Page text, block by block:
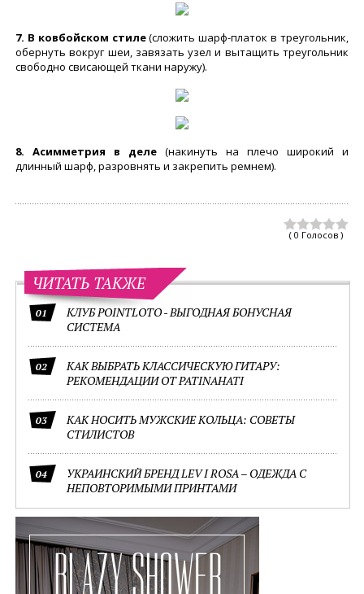
7. В ковбойском стиле(сложить шарф-платок в треугольник,
обернуть вокруг шеи, завязать узел и вытащить треугольник
свободно свисающей ткани наружу).
8. Асимметрия в деле (накинуть на плечо широкий и
длинный шарф, разровнять и закрепить ремнем).
( 0 Голосов )
ЧИТАТЬ ТАКЖЕ
01
КЛУБ POINTLOTO - ВЫГОДНАЯ БОНУСНАЯ
СИСТЕМА
02
КАК ВЫБРАТЬ КЛАССИЧЕСКУЮ ГИТАРУ:
РЕКОМЕНДАЦИИ ОТ PATINAHATI
03
КАК НОСИТЬ МУЖСКИЕ КОЛЬЦА: СОВЕТЫ
СТИЛИСТОВ
04
УКРАИНСКИЙ БРЕНД LEV I ROSA – ОДЕЖДА С
НЕПОВТОРИМЫМИ ПРИНТАМИ